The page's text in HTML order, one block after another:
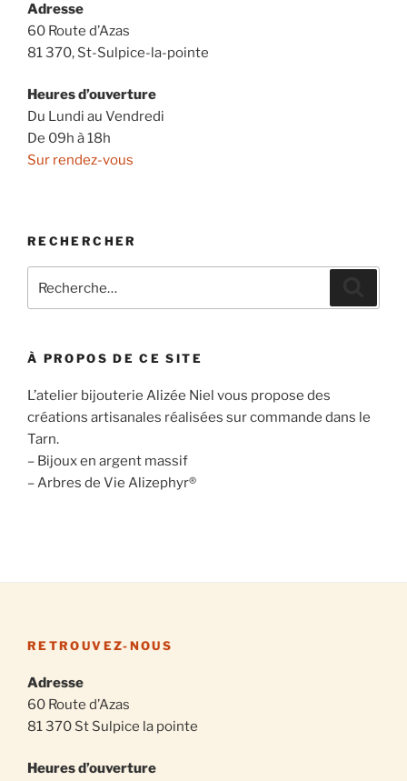
Adresse
60 Route d’Azas
81 370, St-Sulpice-la-pointe
Heures d’ouverture
Du Lundi au Vendredi
De 09h à 18h
Sur rendez-vous
RECHERCHER
pour
À PROPOS DE CE SITE
L’atelier bijouterie Alizée Niel vous propose des
créations artisanales réalisées sur commande dans le
Tarn.
– Bijoux en argent massif
– Arbres de Vie Alizephyr®
RETROUVEZ-NOUS
Adresse
60 Route d’Azas
81 370 St Sulpice la pointe
Heures d’ouverture